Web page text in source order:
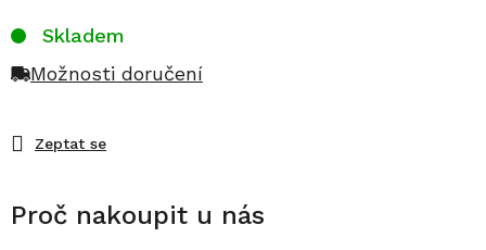
Zeptat se
Skladem
Možnosti doručení
Proč nakoupit u nás